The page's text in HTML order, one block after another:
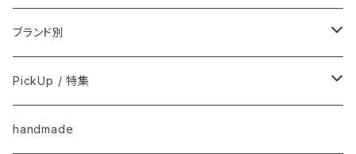
用品
フードおやつ
用品
ブランド別
Anima Strath
Animal Essentials
PickUp / 特集
換毛期におすすめ
handmade